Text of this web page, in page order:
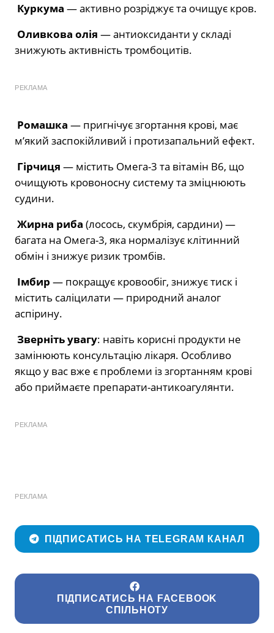
Куркума — активно розріджує та очищує кров.
Оливкова олія — антиоксиданти у складі
знижують активність тромбоцитів.
РЕКЛАМА
Ромашка — пригнічує згортання крові, має
м’який заспокійливий і протизапальний ефект.
Гірчиця — містить Омега-3 та вітамін B6, що
очищують кровоносну систему та зміцнюють
судини.
Жирна риба (лосось, скумбрія, сардини) —
багата на Омега-3, яка нормалізує клітинний
обмін і знижує ризик тромбів.
Імбир — покращує кровообіг, знижує тиск і
містить саліцилати — природний аналог
аспірину.
Зверніть увагу: навіть корисні продукти не
замінюють консультацію лікаря. Особливо
якщо у вас вже є проблеми із згортанням крові
або приймаєте препарати-антикоагулянти.
РЕКЛАМА
РЕКЛАМА
ПІДПИСАТИСЬ НА TELEGRAM КАНАЛ
ПІДПИСАТИСЬ НА FACEBOOK
СПІЛЬНОТУ